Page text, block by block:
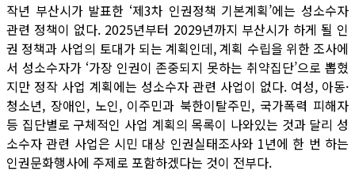
작년 부산시가 발표한 ‘제3차 인권정책 기본계획’에는 성소수자
관련 정책이 없다. 2025년부터 2029년까지 부산시가 하게 될 인
권 정책과 사업의 토대가 되는 계획인데, 계획 수립을 위한 조사에
서 성소수자가 ‘가장 인권이 존중되지 못하는 취약집단’으로 뽑혔
지만 정작 사업 계획에는 성소수자 관련 사업이 없다. 여성, 아동·
청소년, 장애인, 노인, 이주민과 북한이탈주민, 국가폭력 피해자
등 집단별로 구체적인 사업 계획의 목록이 나와있는 것과 달리 성
소수자 관련 사업은 시민 대상 인권실태조사와 1년에 한 번 하는
인권문화행사에 주제로 포함하겠다는 것이 전부다.